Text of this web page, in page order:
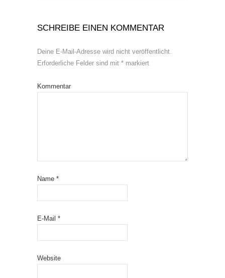
SCHREIBE EINEN KOMMENTAR
Deine E-Mail-Adresse wird nicht veröffentlicht.
Erforderliche Felder sind mit * markiert
Kommentar
Name *
E-Mail *
Website